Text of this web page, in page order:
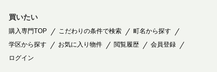
買いたい
購入専門TOP こだわりの条件で検索
町名から探す
学区から探す
お気に入り物件 閲覧履歴
会員登録
ログイン